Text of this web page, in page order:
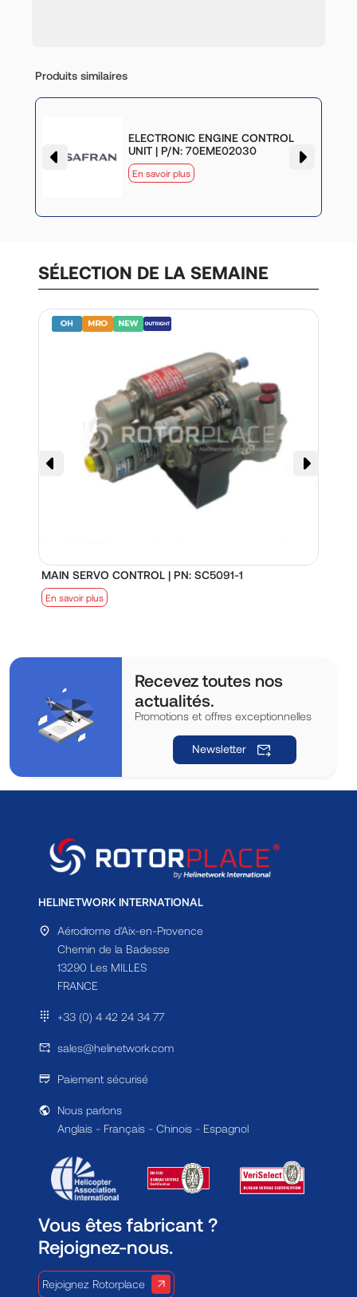
Produits similaires
ELECTRONIC ENGINE CONTROL
UNIT | P/N: 70EME02030
En savoir plus
SÉLECTION DE LA SEMAINE
MAIN SERVO CONTROL | PN: SC5091-1
En savoir plus
Recevez toutes nos
actualités.
Promotions et offres exceptionnelles
Newsletter
HELINETWORK INTERNATIONAL
Aérodrome d'Aix-en-Provence
Chemin de la Badesse
13290 Les MILLES
FRANCE
+33 (0) 4 42 24 34 77
sales@helinetwork.com
Paiement sécurisé
Nous parlons
Anglais - Français - Chinois - Espagnol
Vous êtes fabricant ?
Rejoignez-nous.
Rejoignez Rotorplace